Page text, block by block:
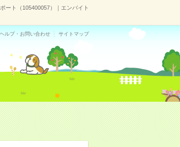
ート（105400057）｜エンバイト
ヘルプ・お問い合わせ サイトマップ